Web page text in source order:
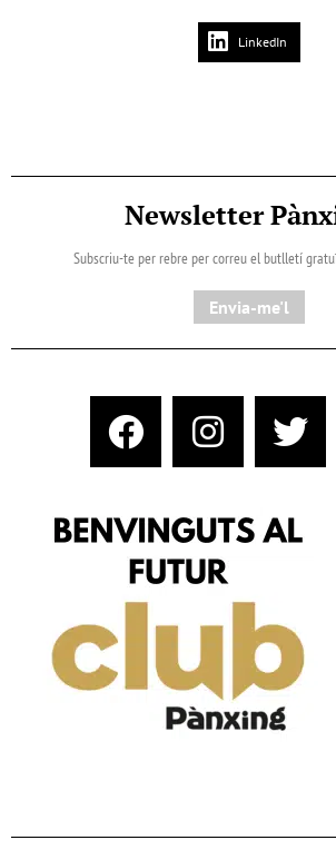
LinkedIn
Newsletter
Subscriu-te per rebre per correu el butlletí
Envia-me'l